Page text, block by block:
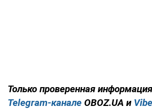
Только проверенная
Telegram-канале OBOZ.UA и